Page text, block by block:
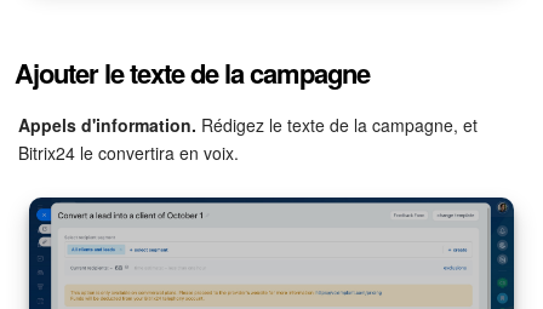
Ajouter le texte de la campagne
Appels d'information. Rédigez le texte de la campagne, et
Bitrix24 le convertira en voix.